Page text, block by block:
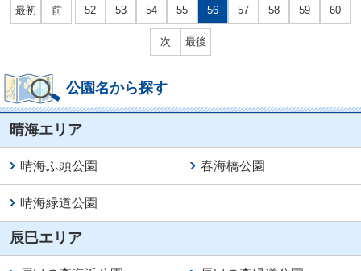
最初 前 52 53 54 55 56 57 58 59 60
次 最後
公園名から探す
晴海エリア
晴海ふ頭公園 春海橋公園
晴海緑道公園
辰巳エリア